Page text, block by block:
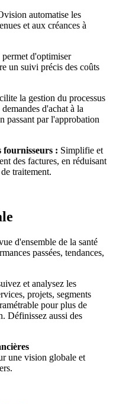
automatise les
et aux créances à
d'optimiser
un suivi précis des coûts
la gestion du processus
d'achat à la
passant par l'approbation
fournisseurs : Simplifie et
des factures, en réduisant
traitement.
d'ensemble de la santé
passées, tendances,
et analysez les
projets, segments
pour plus de
Définissez aussi des
une vision globale et